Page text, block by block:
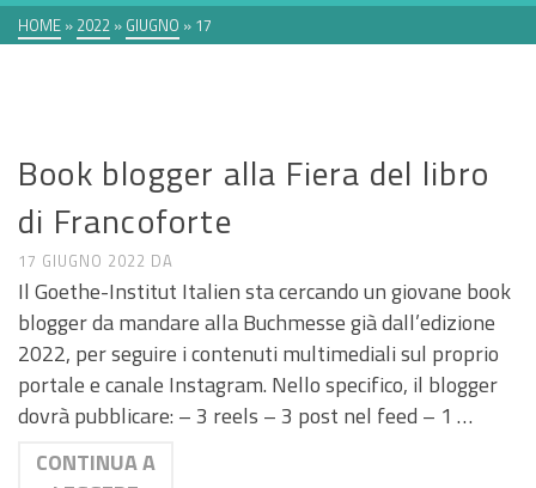
HOME » 2022 » GIUGNO » 17
Book blogger alla Fiera del libro
di Francoforte
17 GIUGNO 2022 DA
Il Goethe-Institut Italien sta cercando un giovane book
blogger da mandare alla Buchmesse già dall’edizione
2022, per seguire i contenuti multimediali sul proprio
portale e canale Instagram. Nello specifico, il blogger
dovrà pubblicare: – 3 reels – 3 post nel feed – 1 …
CONTINUA A